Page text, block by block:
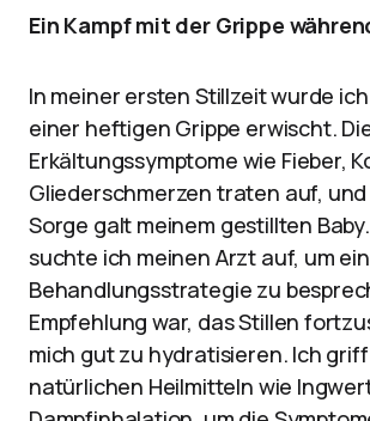
Ein Kampf mit der Grippe
In meiner ersten Stillzeit wurde
einer heftigen Grippe erwischt.
Erkältungssymptome wie Fieber,
Gliederschmerzen traten auf,
Sorge galt meinem gestillten
suchte ich meinen Arzt auf, um
Behandlungsstrategie zu
Empfehlung war, das Stillen
mich gut zu hydratisieren. Ich
natürlichen Heilmitteln wie